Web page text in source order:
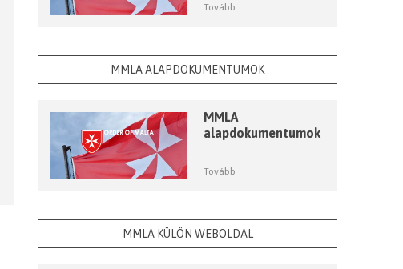
Tovább
MMLA ALAPDOKUMENTUMOK
MMLA
alapdokumentumok
Tovább
MMLA KÜLÖN WEBOLDAL